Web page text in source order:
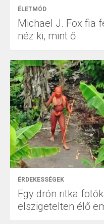
ÉLETMÓD
Michael J. Fox fia
néz ki, mint ő
ÉRDEKESSÉGEK
Egy drón ritka
elszigetelten élő